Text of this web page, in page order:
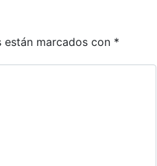
marcados con *